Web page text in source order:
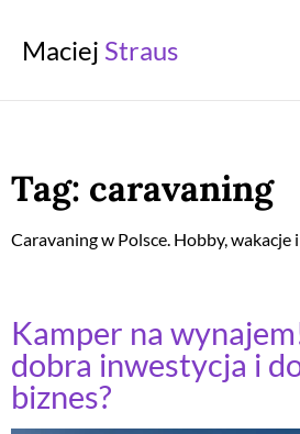
Maciej Straus
Tag: caravaning
Caravaning w Polsce. Hobby, wakacje
Kamper na
dobra inwestycja i
biznes?